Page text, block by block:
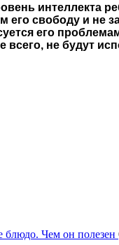
интеллекта
его свободу и
его
не будут
блюдо. Чем он полезен